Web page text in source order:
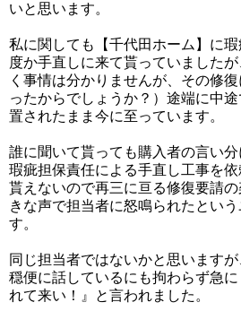
いと思います。
私に関しても【千代田ホーム】に
度か手直しに来て貰っていました
く事情は分かりませんが、その修
ったからでしょうか？）途端に中
置されたまま今に至っています。
誰に聞いて貰っても購入者の言い
瑕疵担保責任による手直し工事を
貰えないので再三に亘る修復要請
きな声で担当者に怒鳴られたとい
す。
同じ担当者ではないかと思います
穏便に話しているにも拘わらず急
れて来い！』と言われました。